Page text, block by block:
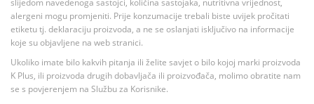
slijedom navedenoga sastojci, količina sastojaka, nutritivna vrijednost,
alergeni mogu promjeniti. Prije konzumacije trebali biste uvijek pročitati
etiketu tj. deklaraciju proizvoda, a ne se oslanjati isključivo na informacije
koje su objavljene na web stranici.
Ukoliko imate bilo kakvih pitanja ili želite savjet o bilo kojoj marki proizvoda
K Plus, ili proizvoda drugih dobavljača ili proizvođača, molimo obratite nam
se s povjerenjem na Službu za Korisnike.